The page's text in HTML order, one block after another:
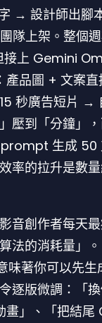
→ 設計師出腳
隊上架。整個
接上 Gemini
產品圖 + 文案直
秒廣告短片 →
壓到「分鐘」
生成 50
率的拉升是數
音創作者每天
法的消耗量」。
味著你可以先生
逐版微調：「
畫」、「把結尾